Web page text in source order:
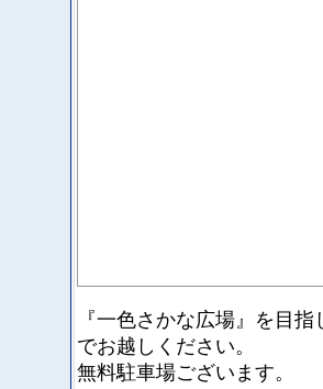
『一色さかな広場』を目指
でお越しください。
無料駐車場ございます。